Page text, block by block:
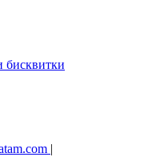
бисквитки
|